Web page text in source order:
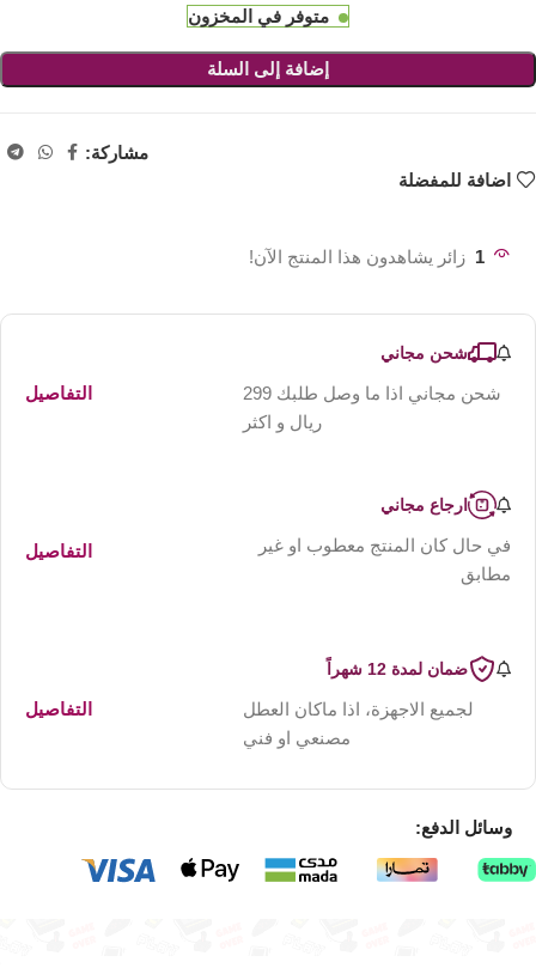
متوفر في المخزون
إضافة إلى السلة
مشاركة:
اضافة للمفضلة
1 زائر يشاهدون هذا المنتج الآن!
شحن مجاني
شحن مجاني اذا ما وصل طلبك 299
ريال و اكثر
التفاصيل
ارجاع مجاني
في حال كان المنتج معطوب او غير
مطابق
التفاصيل
ضمان لمدة 12 شهراً
لجميع الاجهزة، اذا ماكان العطل
مصنعي او فني
التفاصيل
وسائل الدفع: